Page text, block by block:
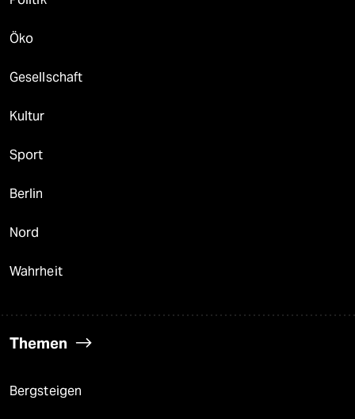
Öko
Gesellschaft
Kultur
Sport
Berlin
Nord
Wahrheit
Themen
Bergsteigen